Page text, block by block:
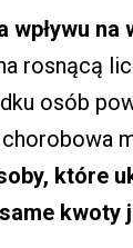
wpływu na
rosnącą
osób
które
kwoty